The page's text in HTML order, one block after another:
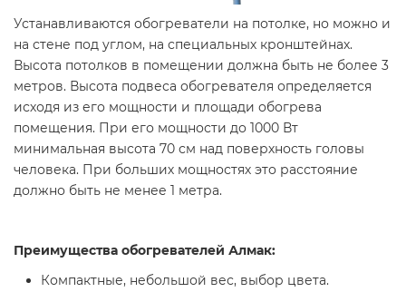
Устанавливаются обогреватели на потолке, но можно и
на стене под углом, на специальных кронштейнах.
Высота потолков в помещении должна быть не более 3
метров. Высота подвеса обогревателя определяется
исходя из его мощности и площади обогрева
помещения. При его мощности до 1000 Вт
минимальная высота 70 см над поверхность головы
человека. При больших мощностях это расстояние
должно быть не менее 1 метра.
Преимущества обогревателей Алмак:
Компактные, небольшой вес, выбор цвета.